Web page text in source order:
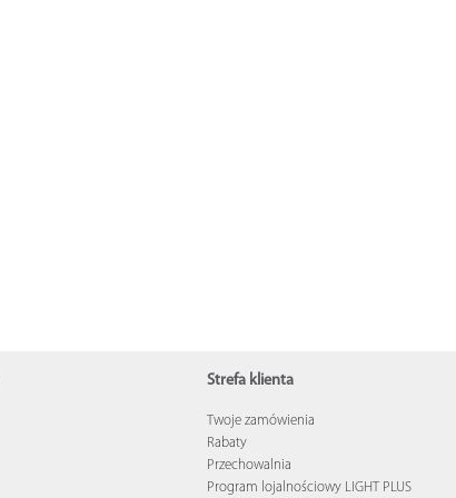
Strefa klienta
Twoje zamówienia
Rabaty
Przechowalnia
Program lojalnościowy LIGHT PLUS